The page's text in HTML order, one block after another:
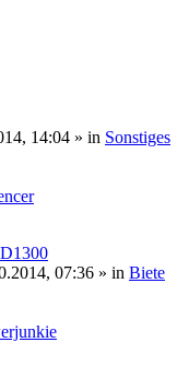
14:04 » in Sonstiges
07:36 » in Biete